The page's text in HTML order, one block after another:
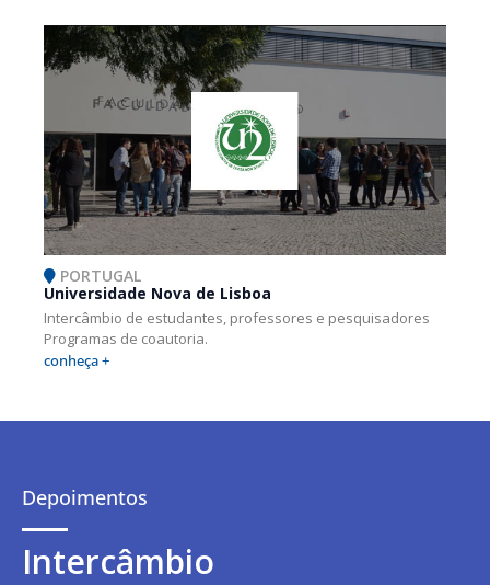
PORTUGAL
Universidade Nova de Lisboa
Intercâmbio de estudantes, professores e pesquisadores
Programas de coautoria.
conheça +
Intercâmbio
Depoimentos